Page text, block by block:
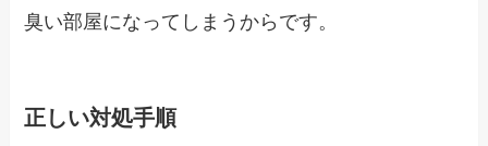
臭い部屋になってしまうからです。
正しい対処手順